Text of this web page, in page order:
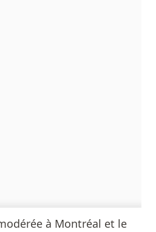
à Montréal et le